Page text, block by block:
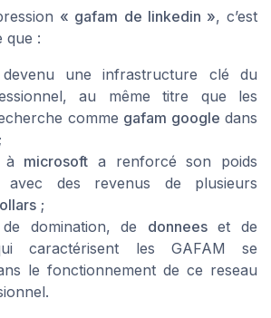
« gafam de linkedin », c’est
que :
une infrastructure clé du
au même titre que les
comme gafam google dans
à microsoft a renforcé son poids
avec des revenus de plusieurs
;
domination, de donneeset de
caractérisent les GAFAM se
le fonctionnement de ce reseau